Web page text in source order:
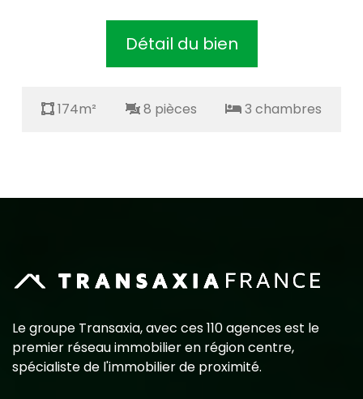
Détail du bien
174m² 8 pièces 3 chambres
Le groupe Transaxia, avec ces 110 agences est le
premier réseau immobilier en région centre,
spécialiste de l'immobilier de proximité.